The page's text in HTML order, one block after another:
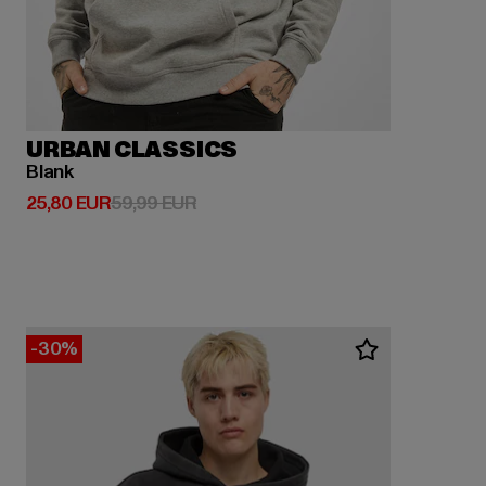
URBAN CLASSICS
Blank
25,80 EUR
Derzeitiger Preis: 25,80 EUR
59,99 EURAktionspreis: 59,99 EUR
-30%